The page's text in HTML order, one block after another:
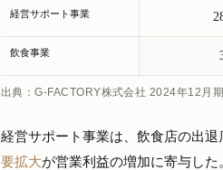
経営サポート事業
飲食事業
出典：G-FACTORY株式会社 2024年12月
経営サポート事業は、飲食店の出
要拡大が営業利益の増加に寄与し